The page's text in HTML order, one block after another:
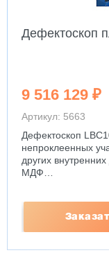
Дефектоскоп
9 516 129 ₽
Артикул: 5663
Дефектоскоп
непроклеенных
других
МДФ…